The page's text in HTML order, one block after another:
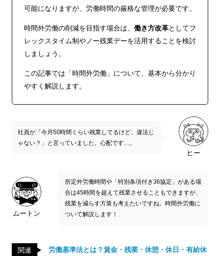
可能になりますが、労働時間の厳格な管理が必要です。
時間外労働の削減を目指す場合は、 働き方改革としてフ
レックスタイム制やノー残業デーを活用することを検討
しましょう。
この記事では「時間外労働」について、基本から分かり
やすく解説します。
ヒー
社員が「今月50時間くらい残業してるけど、違法じ
ゃない？」と言っていました。心配です…。
ムートン
所定外労働時間や「特別条項付き36協定」がある場
合は45時間を超えて残業させることもできますが、
残業を減らす方策も考えたいですね。時間外労働に
ついて解説します！
関連
労働基準法とは？賃金・残業・休憩・休日・有給休